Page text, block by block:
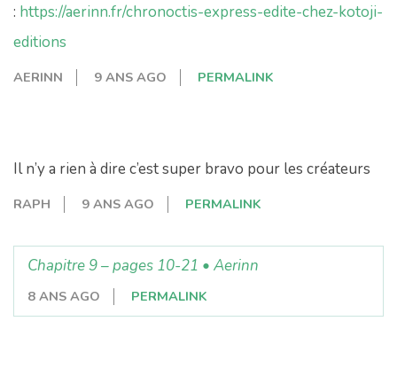
: https://aerinn.fr/chronoctis-express-edite-chez-kotoji-
editions
AERINN 9 ANS AGO PERMALINK
Il n’y a rien à dire c’est super bravo pour les créateurs
RAPH 9 ANS AGO PERMALINK
Chapitre 9 – pages 10-21 • Aerinn
8 ANS AGO PERMALINK